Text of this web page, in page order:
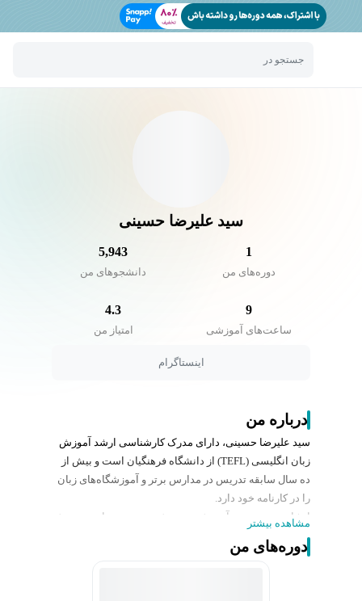
جستجو در
سید علیرضا حسینی
1
دوره‌های من
5,943
دانشجو‌های من
9
ساعت‌های آموزشی
4.3
امتیاز من
اینستاگرام
درباره من
سید علیرضا حسینی، دارای مدرک کارشناسی ارشد آموزش
زبان انگلیسی (TEFL) از دانشگاه فرهنگیان است و بیش از
ده سال سابقه تدریس در مدارس برتر و آموزشگاه‌های زبان
را در کارنامه خود دارد.
ایشان دبیر رسمی آموزش و پرورش بوده و در دایره سنجش
و ارزشیابی آموزش و پرورش فعالیت دارد. تخصص وی در
مشاهده بیشتر
دوره‌های من